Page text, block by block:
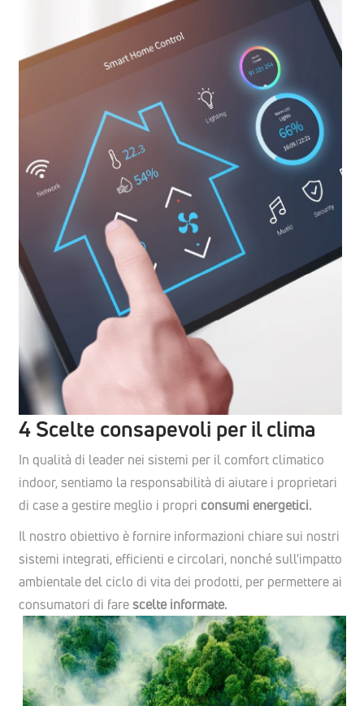
4 Scelte consapevoli per il clima
In qualità di leader nei sistemi per il comfort climatico
indoor, sentiamo la responsabilità di aiutare i proprietari
di case a gestire meglio i propri consumi energetici.
Il nostro obiettivo è fornire informazioni chiare sui nostri
sistemi integrati, efficienti e circolari, nonché sull'impatto
ambientale del ciclo di vita dei prodotti, per permettere ai
consumatori di farescelte informate.